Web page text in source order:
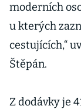
moderních
u kterých
cestujících,“
Štěpán.
Z dodávky je